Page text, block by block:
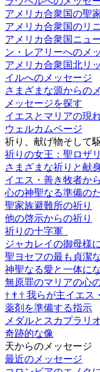
アメリカ合衆国の聖
アメリカ合衆国のリ
アメリカ合衆国ニュ
ン・レアリーへのメ
アメリカ合衆国北リ
イルへのメッセージ
さまざまな源からの
メッセージを探す
イエスとマリアの現
ウェルカムページ
祈り、献げ物そして
祈りの女王：聖ロザ
さまざまな祈りと献
イエス・善き牧者か
心の神聖なる準備の
聖家族避難所の祈り
他の啓示からの祈り
祈りの十字軍
ジャカレイの御母様
聖ヨセフの最も貞潔
神聖なる愛と一体に
無原罪のマリアの心
† † † 我らが主イエス
薬剤を準備する指示
メダルとスカプラリ
奇跡的な像
天からのメッセージ
最近のメッセージ